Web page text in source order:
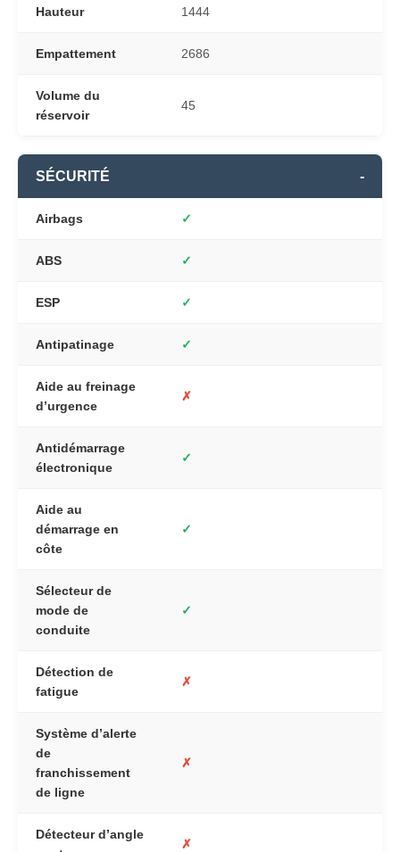
Hauteur 1444
Empattement 2686
Volume du
réservoir
45
SÉCURITÉ -
Airbags ✓
ABS ✓
ESP ✓
Antipatinage ✓
Aide au freinage
d’urgence
✗
Antidémarrage
électronique
✓
Aide au
démarrage en
côte
✓
Sélecteur de
mode de
conduite
✓
Détection de
fatigue
✗
Système d’alerte
de
franchissement
de ligne
✗
Détecteur d’angle
✗